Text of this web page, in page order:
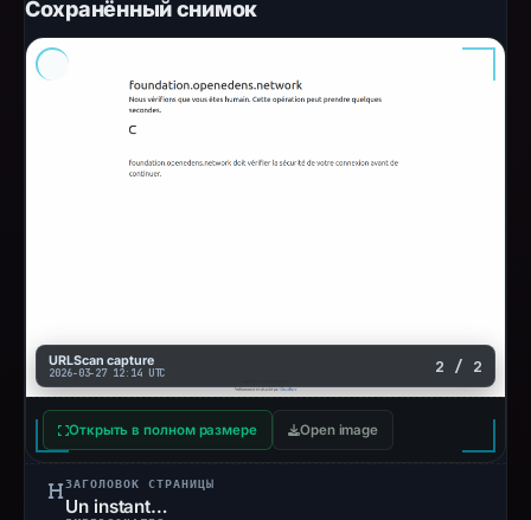
Сохранённый снимок
URLScan capture
2026-03-27 12:14 UTC 2 / 2
Открыть в полном размере Open image
ЗАГОЛОВОК СТРАНИЦЫ
Un instant…